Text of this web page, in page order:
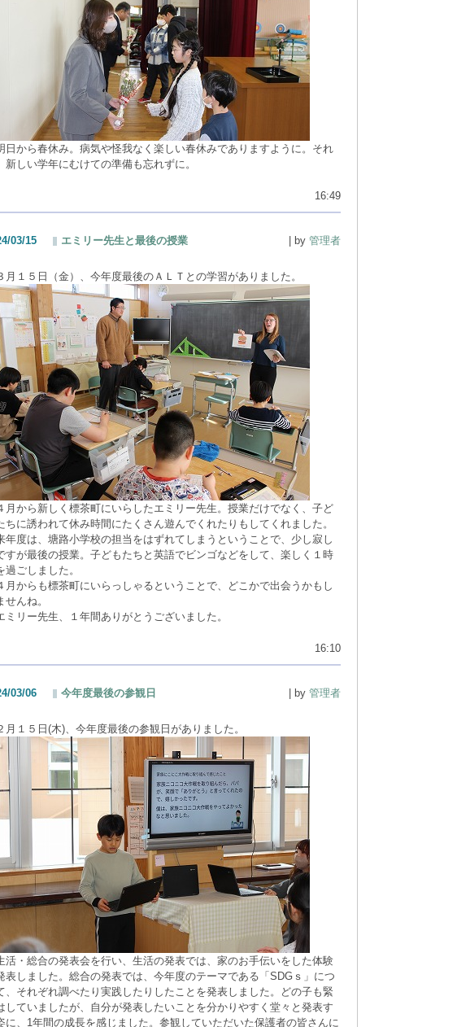
から春休み。病気や怪我なく楽しい春休みでありますように。それ
新しい学年にむけての準備も忘れずに。
16:49
03/15 エミリー先生と最後の授業 | by 管理者
１５日（金）、今年度最後のＡＬＴとの学習がありました。
から新しく標茶町にいらしたエミリー先生。授業だけでなく、子ど
ちに誘われて休み時間にたくさん遊んでくれたりもしてくれました。
度は、塘路小学校の担当をはずれてしまうということで、少し寂し
すが最後の授業。子どもたちと英語でビンゴなどをして、楽しく１時
過ごしました。
からも標茶町にいらっしゃるということで、どこかで出会うかもし
せんね。
リー先生、１年間ありがとうございました。
16:10
03/06 今年度最後の参観日 | by 管理者
１５日 (木)、今年度最後の参観日がありました。
・総合の発表会を行い、生活の発表では、家のお手伝いをした体験
表しました。総合の発表では、今年度のテーマである「 SDG ｓ」につ
、それぞれ調べたり実践したりしたことを発表しました。どの子も緊
していましたが、自分が発表したいことを分かりやすく堂々と発表す
に、 1年間の成長を感じました。参観していただいた保護者の皆さんに